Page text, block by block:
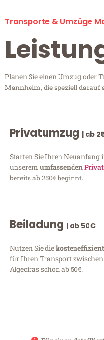
Transporte & Umzüge
Planen Sie einen Umzug oder
Mannheim, die speziell darauf
Privatumzug | ab
Starten Sie Ihren Neuanfang
unserem umfassenden
bereits ab 250€ beginnt.
Beiladung | ab 50€
Nutzen Sie die
für Ihren Transport
Algeciras schon ab 50€.